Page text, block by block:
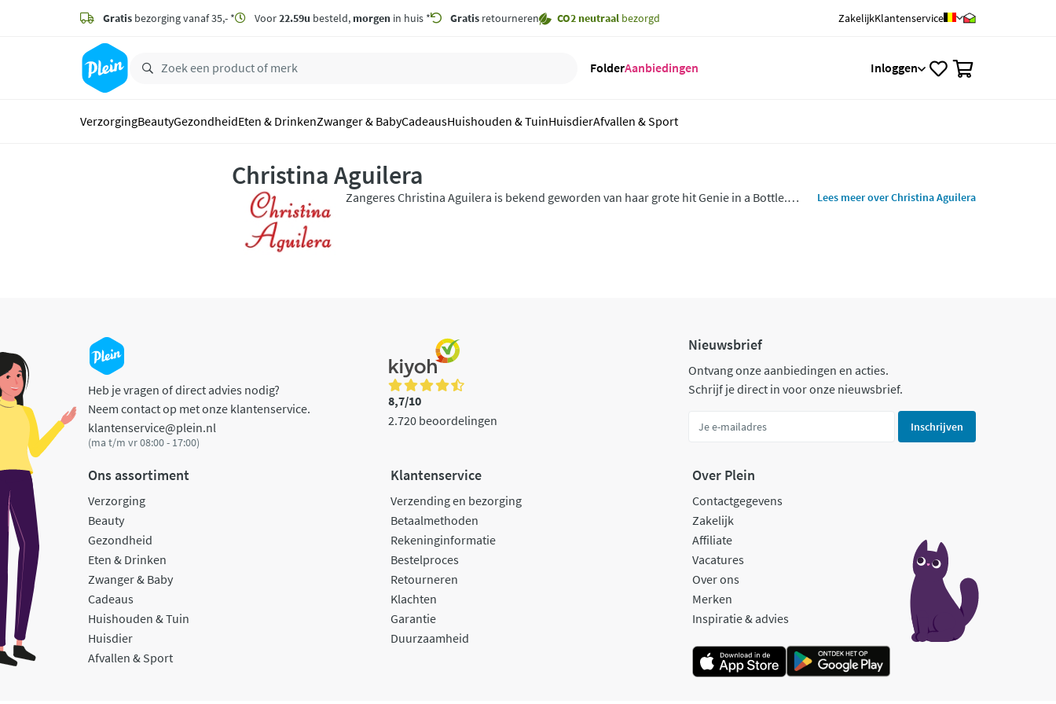
zoeken
hoofdinhoud
Gratis bezorging vanaf 35,- * Voor22.59u besteld, morgen in huis * Gratis retourneren CO2 neutraal bezorgd ZakelijkKlantenservice
FolderAanbiedingen Inloggen
VerzorgingBeautyGezondheidEten & DrinkenZwanger & BabyCadeausHuishouden & TuinHuisdierAfvallen & Sport
Christina Aguilera
Zangeres Christina Aguilera is bekend geworden van haar grote hit Genie in a Bottle.
Lees meer over Christina Aguilera
Heb je vragen of direct advies nodig?
Neem contact op met onze klantenservice.
klantenservice@plein.nl
(ma t/m vr 08:00 - 17:00)
8,7/10
2.720 beoordelingen
Nieuwsbrief
Ontvang onze aanbiedingen en acties.
Schrijf je direct in voor onze nieuwsbrief.
Inschrijven
Ons assortiment
Verzorging
Beauty
Gezondheid
Eten & Drinken
Zwanger & Baby
Cadeaus
Huishouden & Tuin
Huisdier
Afvallen & Sport
Klantenservice
Verzending en bezorging
Betaalmethoden
Rekeninginformatie
Bestelproces
Retourneren
Klachten
Garantie
Duurzaamheid
Over Plein
Contactgegevens
Zakelijk
Affiliate
Vacatures
Over ons
Merken
Inspiratie & advies